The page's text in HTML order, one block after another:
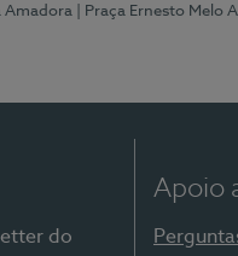
Amadora | Praça Ernesto Melo
do
Apoio